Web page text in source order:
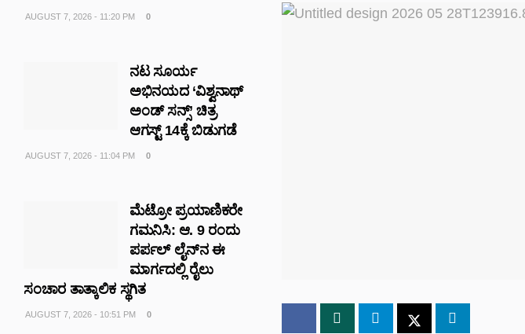
AUGUST 7, 2026 - 11:20 PM 0
ನಟ ಸೂರ್ಯ
ಅಭಿನಯದ ‘ವಿಶ್ವನಾಥ್
ಅಂಡ್ ಸನ್ಸ್’ ಚಿತ್ರ
ಆಗಸ್ಟ್ 14ಕ್ಕೆ ಬಿಡುಗಡೆ
AUGUST 7, 2026 - 11:04 PM 0
ಮೆಟ್ರೋ ಪ್ರಯಾಣಿಕರೇ
ಗಮನಿಸಿ: ಆ. 9 ರಂದು
ಪರ್ಪಲ್ ಲೈನ್‌ನ ಈ
ಮಾರ್ಗದಲ್ಲಿ ರೈಲು
ಸಂಚಾರ ತಾತ್ಕಾಲಿಕ ಸ್ಥಗಿತ
AUGUST 7, 2026 - 10:51 PM 0